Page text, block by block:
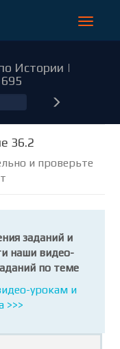
Toggle
Истории |
36.2
и проверьте
заданий и
наши видео-
по теме
урокам и
>>>